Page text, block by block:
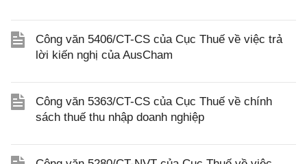
Công văn 5406/CT-CS của Cục Thuế về việc trả
lời kiến nghị của AusCham
Công văn 5363/CT-CS của Cục Thuế về chính
sách thuế thu nhập doanh nghiệp